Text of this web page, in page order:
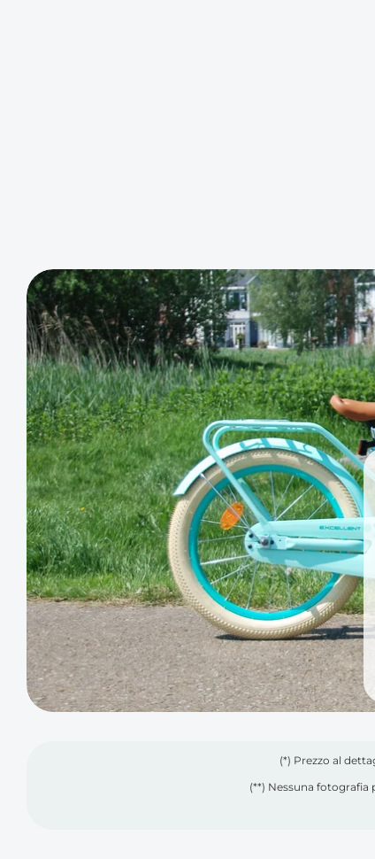
(*) Prezzo al
(**) Nessuna